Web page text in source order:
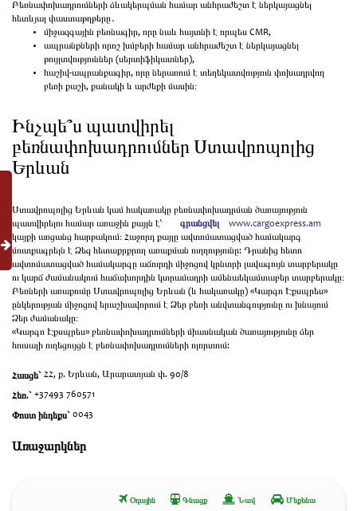
Բեռնափոխադրումների ձևակերպման համար անհրաժեշտ է ներկայացնել
հետևյալ փաստաթղթերը․
միջազգային բեռնագիր, որը նաև հայտնի է որպես CMR,
ապրանքների որոշ խմբերի համար անհրաժեշտ է ներկայացնել
թույլտվություններ (սերտիֆիկատներ),
հաշիվ-ապրանքագիր, որը ներառում է տեղեկատվություն փոխադրվող
բեռի քաշի, քանակի և արժեքի մասին։
Ինչպե՞ս պատվիրել
բեռնափոխադրումներ Ստավրոպոլից
Երևան
Ստավրոպոլից Երևան կամ հակառակը բեռնափոխադրման ծառայություն
պատվիրելու համար առաջին քայլն է՝
գրանցվել
www.cargoexpress.am
կայքի առցանց հարթակում։ Հաջորդ քայլը ավտոմատացված համակարգ
մուտքագրելն է Ձեզ հետաքրքրող առաքման ուղղությունը: Դրանից հետո
ավտոմատացված համակարգը աճուրդի միջոցով կընտրի լավագույն տարբերակը
ու կարճ ժամանակում հաճախորդին կտրամադրի ամենաեկամտաբեր տարբերակը։
Բեռների առաքումը Ստավրոպոլից Երևան (և հակառակը) «Կարգո Էքսպրես»
ընկերության միջոցով երաշխավորում է Ձեր բեռի անվտանգությունը ու խնայում
Ձեր ժամանակը։
«Կարգո Էքսպրես» բեռնափոխադրումների միասնական ծառայությունը ձեր
հուսալի ուղեցույցն է բեռնափոխադրումների ոլորտում:
Հասցե` ՀՀ, ք. Երևան, Արարատյան փ. 90/8
Հեռ.` +37493 760571
Փոստ ինդեքս` 0043
Առաջարկներ
Օդային Գնացք Նավ Մեքենա